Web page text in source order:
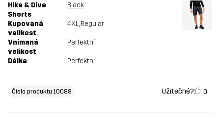
Hike & Dive
Shorts
Black
Kupovaná
velikost
4XL, Regular
Vnímaná
velikost
Perfektní
Délka Perfektní
Čislo produktu 10088 Užitečné? 0